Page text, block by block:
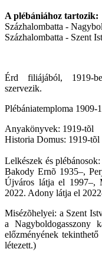
A plébániához tartozik:
Százhalombatta -
Százhalombatta - Szent
Érd filiájából, 1919-
szervezik.
Plébániatemploma 1909-
Anyakönyvek: 1919-tõl
Historia Domus: 1919-tõl
Lelkészek és
Bakody Ernõ 1935–,
Újváros látja el 1997–,
2022. Adony látja el 2022
Misézõhelyei: a Szent
a Nagyboldogasszony
előzményének
létezett.)